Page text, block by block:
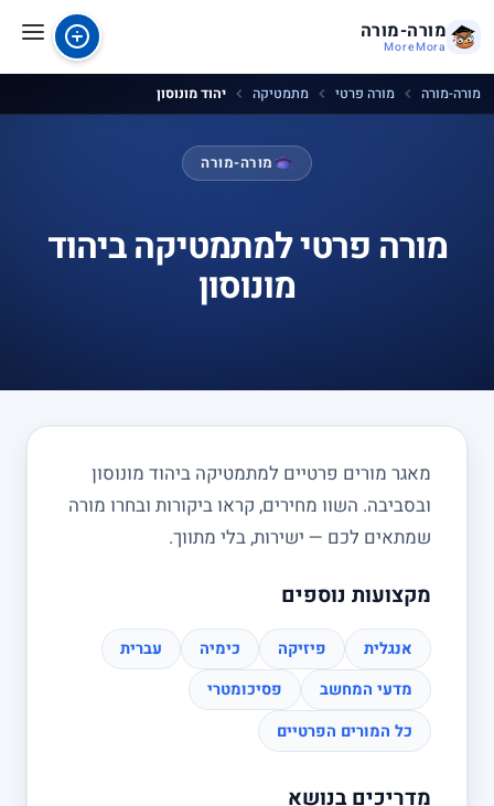
מורה-מורה
MoreMora
מורה-מורה מורה פרטי מתמטיקה יהוד מונוסון
מורה-מורה
מורה פרטי למתמטיקה ביהוד
מונוסון
מאגר מורים פרטיים למתמטיקה ביהוד מונוסון
ובסביבה. השוו מחירים, קראו ביקורות ובחרו מורה
שמתאים לכם — ישירות, בלי מתווך.
מקצועות נוספים
אנגלית פיזיקה כימיה
עברית
מדעי המחשב
פסיכומטרי
כל המורים הפרטיים
מדריכים בנושא